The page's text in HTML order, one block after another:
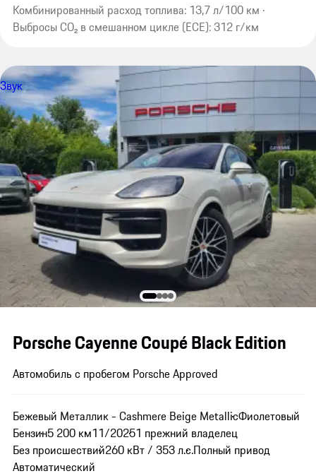
Комбинированный расход топлива: 13,7 л/100 км ·
Выбросы CO₂ в смешанном цикле (ECE): 312 г/км
Звук
Porsche Cayenne Coupé Black Edition
Автомобиль с пробегом Porsche Approved
Бежевый Металлик - Cashmere Beige MetallicФиолетовый
Бензин5 200 км11/20251 прежний владелец
Без происшествий260 кВт / 353 л.с.Полный привод
Автоматический